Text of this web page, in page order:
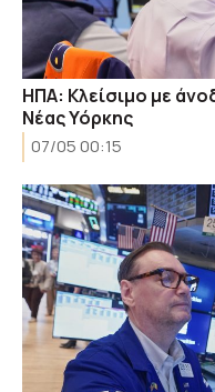
ΗΠΑ: Κλείσιμο με
Νέας Υόρκης
07/05 00:15